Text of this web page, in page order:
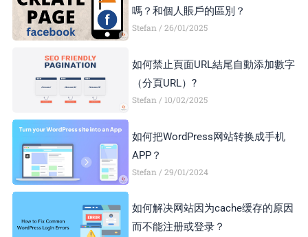
嗎？和個人賬戶的區別？
Stefan 26/01/2025
如何禁止頁面URL結尾自動添加數字
（分頁URL）?
Stefan 10/02/2025
如何把WordPress网站转换成手机
APP？
Stefan 29/01/2024
如何解决网站因为cache缓存的原因
而不能注册或登录？